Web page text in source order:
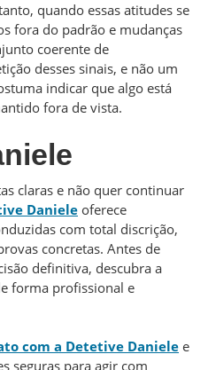
quando essas atitudes se
fora do padrão e mudanças
coerente de
desses sinais, e não um
indicar que algo está
fora de vista.
claras e não quer continuar
Daniele oferece
com total discrição,
concretas. Antes de
definitiva, descubra a
forma profissional e
com a Detetive Daniele e
seguras para agir com